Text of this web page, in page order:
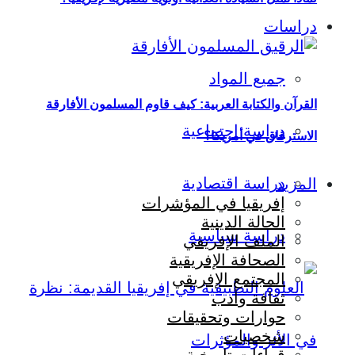
دراسات
جميع المواد
دراسة اجتماعية
دراسة اقتصادية
دراسة سياسية
القرآن والكتابة العربية: كيف قاوم المسلمون الأفارقة
الاسترقاق في أمريكا؟
المزيد
إفريقيا في المؤشرات
الحالة الدينية
الملف الإفريقي
الصحافة الإفريقية
المجتمع الإفريقي
ثقافة وأدب
حوارات وتحقيقات
شخصيات